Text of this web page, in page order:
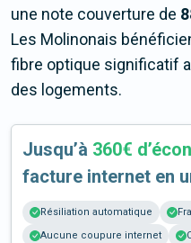
une note couverture de
Les Molinonais
fibre optique significatif
des logements.
Jusqu’à 360€
facture internet en
Résiliation automatique
Aucune coupure internet